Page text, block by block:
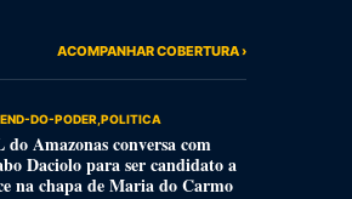
ACOMPANHAR COBERTURA ›
DO-PODER,POLITICA
do Amazonas conversa com
Daciolo para ser candidato a
na chapa de Maria do Carmo